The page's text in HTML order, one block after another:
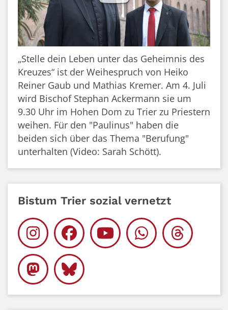
„Stelle dein Leben unter das Geheimnis des
Kreuzes“ ist der Weihespruch von Heiko
Reiner Gaub und Mathias Kremer. Am 4. Juli
wird Bischof Stephan Ackermann sie um
9.30 Uhr im Hohen Dom zu Trier zu Priestern
weihen. Für den "Paulinus" haben die
beiden sich über das Thema "Berufung"
unterhalten (Video: Sarah Schött).
Bistum Trier sozial vernetzt